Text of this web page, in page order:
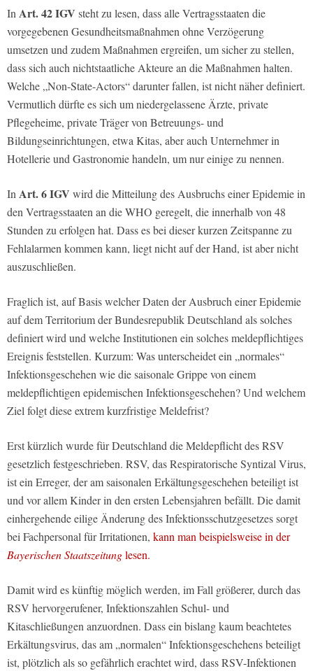
InArt. 42 IGV steht zu lesen, dass alle Vertragsstaaten die
vorgegebenen Gesundheitsmaßnahmen ohne Verzögerung
umsetzen und zudem Maßnahmen ergreifen, um sicher zu stellen,
dass sich auch nichtstaatliche Akteure an die Maßnahmen halten.
Welche „Non-State-Actors“ darunter fallen, ist nicht näher definiert.
Vermutlich dürfte es sich um niedergelassene Ärzte, private
Pflegeheime, private Träger von Betreuungs- und
Bildungseinrichtungen, etwa Kitas, aber auch Unternehmer in
Hotellerie und Gastronomie handeln, um nur einige zu nennen.
InArt. 6 IGV wird die Mitteilung des Ausbruchs einer Epidemie in
den Vertragsstaaten an die WHO geregelt, die innerhalb von 48
Stunden zu erfolgen hat. Dass es bei dieser kurzen Zeitspanne zu
Fehlalarmen kommen kann, liegt nicht auf der Hand, ist aber nicht
auszuschließen.
Fraglich ist, auf Basis welcher Daten der Ausbruch einer Epidemie
auf dem Territorium der Bundesrepublik Deutschland als solches
definiert wird und welche Institutionen ein solches meldepflichtiges
Ereignis feststellen. Kurzum: Was unterscheidet ein „normales“
Infektionsgeschehen wie die saisonale Grippe von einem
meldepflichtigen epidemischen Infektionsgeschehen? Und welchem
Ziel folgt diese extrem kurzfristige Meldefrist?
Erst kürzlich wurde für Deutschland die Meldepflicht des RSV
gesetzlich festgeschrieben. RSV, das Respiratorische Syntizal Virus,
ist ein Erreger, der am saisonalen Erkältungsgeschehen beteiligt ist
und vor allem Kinder in den ersten Lebensjahren befällt. Die damit
einhergehende eilige Änderung des Infektionsschutzgesetzes sorgt
bei Fachpersonal für Irritationen, kann man beispielsweise in der
Bayerischen Staatszeitunglesen.
Damit wird es künftig möglich werden, im Fall größerer, durch das
RSV hervorgerufener, Infektionszahlen Schul- und
Kitaschließungen anzuordnen. Dass ein bislang kaum beachtetes
Erkältungsvirus, das am „normalen“ Infektionsgeschehens beteiligt
ist, plötzlich als so gefährlich erachtet wird, dass RSV-Infektionen